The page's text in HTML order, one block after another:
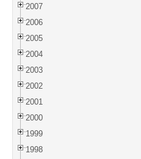
2007
2006
2005
2004
2003
2002
2001
2000
1999
1998